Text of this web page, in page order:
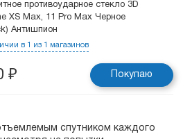
противоударное стекло 3D
XS Max, 11 Pro Max Черное
Антишпион
в 1 из 1 магазинов
₽ Покупаю
спутником каждого